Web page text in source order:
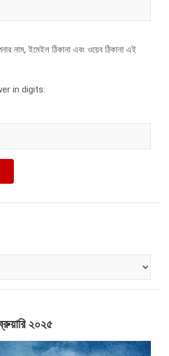
নাম, ইমেইল ঠিকানা এবং ওয়েব ঠিকানা এই
in digits:
২০২৫